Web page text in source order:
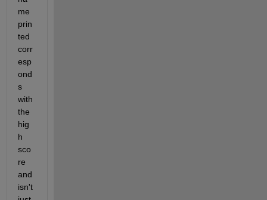
me
prin
ted
corr
esp
ond
s
with
the
hig
h
sco
re
and
isn't